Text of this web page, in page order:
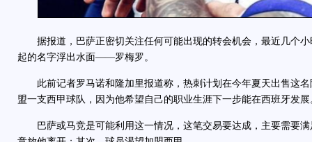
据报道，巴萨正密切关注任何可能出现的转会机会，最近几个小
起的名字浮出水面——罗梅罗。
此前记者罗马诺和隆加里报道称，热刺计划在今年夏天出售这名
盟一支西甲球队，因为他希望自己的职业生涯下一步能在西班牙发展
巴萨或马竞是可能利用这一情况，这笔交易要达成，主要需要满